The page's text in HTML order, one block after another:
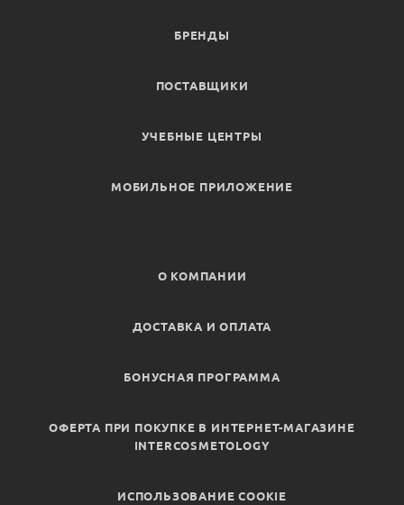
БРЕНДЫ
ПОСТАВЩИКИ
УЧЕБНЫЕ ЦЕНТРЫ
МОБИЛЬНОЕ ПРИЛОЖЕНИЕ
О КОМПАНИИ
ДОСТАВКА И ОПЛАТА
БОНУСНАЯ ПРОГРАММА
ОФЕРТА ПРИ ПОКУПКЕ В ИНТЕРНЕТ-МАГАЗИНЕ
INTERCOSMETOLOGY
ИСПОЛЬЗОВАНИЕ COOKIE